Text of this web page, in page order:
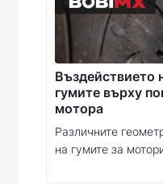
Въздействието
гумите върху
мотора
Различните
на гумите за